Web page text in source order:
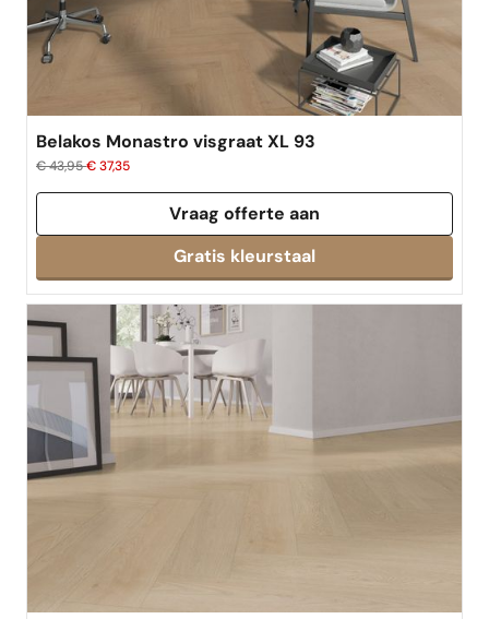
Belakos Monastro visgraat XL 93
€ 43,95€ 37,35
Vraag offerte aan